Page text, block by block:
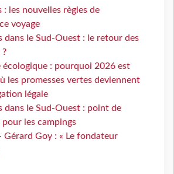
: les nouvelles règles de
voyage
dans le Sud-Ouest : le retour des
écologique : pourquoi 2026 est
les promesses vertes deviennent
légale
dans le Sud-Ouest : point de
les campings
Gérard Goy : « Le fondateur